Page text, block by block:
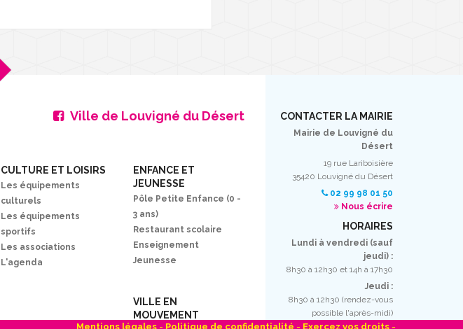
Ville de Louvigné du Désert
CULTURE ET LOISIRS
Les équipements
culturels
Les équipements
sportifs
Les associations
L'agenda
ENFANCE ET
JEUNESSE
Pôle Petite Enfance (0 -
3 ans)
Restaurant scolaire
Enseignement
Jeunesse
VILLE EN
MOUVEMENT
CONTACTER LA MAIRIE
Mairie de Louvigné du
Désert
19 rue Lariboisière
35420 Louvigné du Désert
02 99 98 01 50
Nous écrire
HORAIRES
Lundi à vendredi (sauf
jeudi) :
8h30 à 12h30 et 14h à 17h30
Jeudi :
8h30 à 12h30 (rendez-vous
possible l'après-midi)
Mentions légales - Politique de confidentialité - Exercez vos droits -